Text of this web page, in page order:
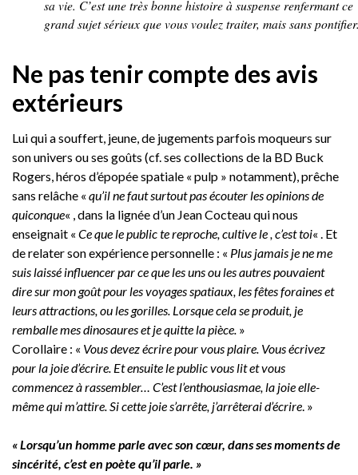
sa vie. C’est une très bonne histoire à suspense renfermant ce
grand sujet sérieux que vous voulez traiter, mais sans
Ne pas tenir compte des avis
extérieurs
Lui qui a souffert, jeune, de jugements parfois moqueurs sur
son univers ou ses goûts (cf. ses collections de la BD Buck
Rogers, héros d’épopée spatiale « pulp » notamment), prêche
sans relâche « qu’il ne faut surtout pas écouter les opinions de
quiconque« , dans la lignée d’un Jean Cocteau qui nous
enseignait « Ce que le public te reproche, cultive le , c’est toi« . Et
de relater son expérience personnelle : « Plus jamais je ne me
suis laissé influencer par ce que les uns ou les autres pouvaient
dire sur mon goût pour les voyages spatiaux, les fêtes foraines et
leurs attractions, ou les gorilles. Lorsque cela se produit, je
remballe mes dinosaures et je quitte la pièce. »
Corollaire : « Vous devez écrire pour vous plaire. Vous écrivez
pour la joie d’écrire. Et ensuite le public vous lit et vous
commencez à rassembler… C’est l’enthousiasmae, la joie elle-
même qui m’attire. Si cette joie s’arrête, j’arrêterai d’écrire . »
« Lorsqu’un homme parle avec son cœur, dans ses moments de
sincérité, c’est en poète qu’il parle. »